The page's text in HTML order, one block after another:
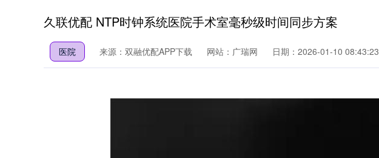
久联优配 NTP时钟系统医院手术室毫秒级时间同步方案
医院 来源：双融优配APP下载 网站：广瑞网 日期：2026-01-10 08:43:23